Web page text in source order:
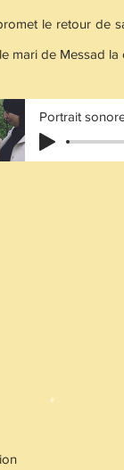
le retour de
mari de Messad la
Portrait